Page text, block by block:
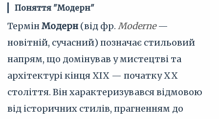
Поняття "Модерн"
ТермінМодерн (від фр. Moderne—
новітній, сучасний) позначає стильовий
напрям, що домінував у мистецтві та
архітектурі кінця XIX — початку ХХ
століття. Він характеризувався відмовою
від історичних стилів, прагненням до